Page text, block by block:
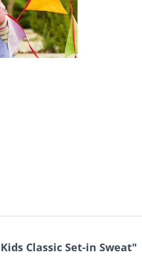
Classic Set-in Sweat"